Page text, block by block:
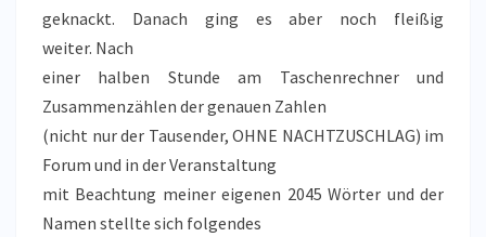
geknackt. Danach ging es aber noch fleißig
weiter. Nach
einer halben Stunde am Taschenrechner und
Zusammenzählen der genauen Zahlen
(nicht nur der Tausender, OHNE NACHTZUSCHLAG) im
Forum und in der Veranstaltung
mit Beachtung meiner eigenen 2045 Wörter und der
Namen stellte sich folgendes